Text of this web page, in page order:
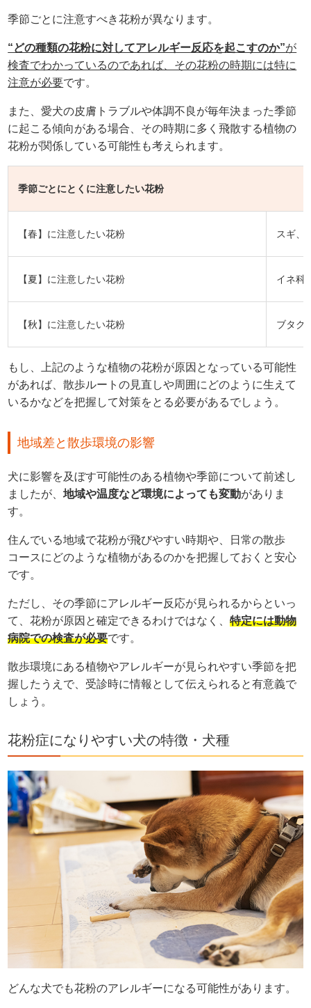
季節ごとに注意すべき花粉が異なります。
“どの種類の花粉に対してアレルギー反応を起こすのか”が
検査でわかっているのであれば、その花粉の時期には特に
注意が必要です。
また、愛犬の皮膚トラブルや体調不良が毎年決まった季節
に起こる傾向がある場合、その時期に多く飛散する植物の
花粉が関係している可能性も考えられます。
季節ごとにとくに注意したい花粉
【春】に注意したい花粉 スギ、
【夏】に注意したい花粉 イネ科
【秋】に注意したい花粉 ブタク
もし、上記のような植物の花粉が原因となっている可能性
があれば、散歩ルートの見直しや周囲にどのように生えて
いるかなどを把握して対策をとる必要があるでしょう。
地域差と散歩環境の影響
犬に影響を及ぼす可能性のある植物や季節について前述し
ましたが、地域や温度など環境によっても変動がありま
す。
住んでいる地域で花粉が飛びやすい時期や、日常の散歩
コースにどのような植物があるのかを把握しておくと安心
です。
ただし、その季節にアレルギー反応が見られるからといっ
て、花粉が原因と確定できるわけではなく、特定には動物
病院での検査が必要です。
散歩環境にある植物やアレルギーが見られやすい季節を把
握したうえで、受診時に情報として伝えられると有意義で
しょう。
花粉症になりやすい犬の特徴・犬種
どんな犬でも花粉のアレルギーになる可能性があります。